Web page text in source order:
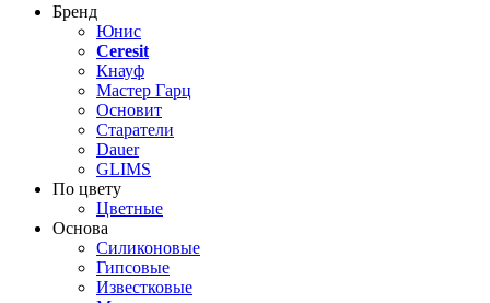
Бренд
Юнис
Ceresit
Кнауф
Мастер Гарц
Основит
Старатели
Dauer
GLIMS
По цвету
Цветные
Основа
Силиконовые
Гипсовые
Известковые